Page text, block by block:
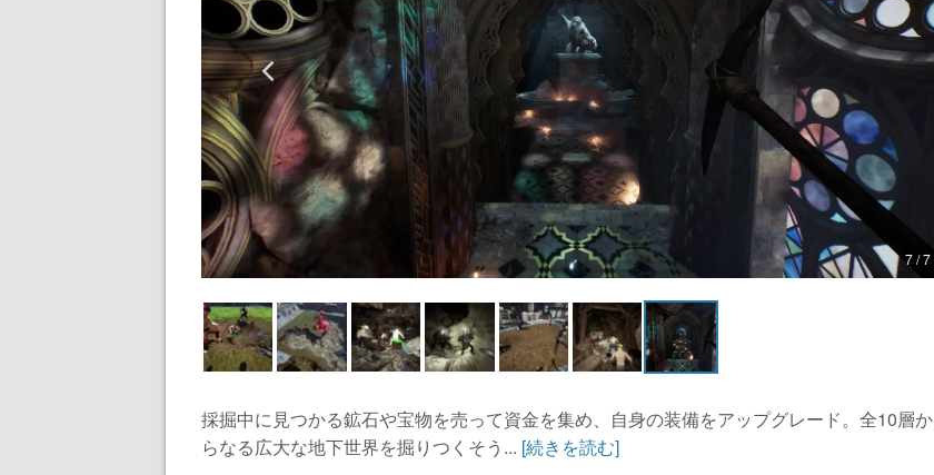
7 / 7
採掘中に見つかる鉱石や宝物を売って資金を集め、自身の装備をアップグレード。全10層か
らなる広大な地下世界を掘りつくそう... [続きを読む]